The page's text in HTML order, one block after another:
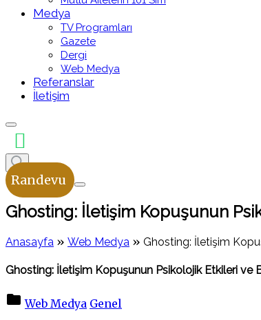
Medya
TV Programları
Gazete
Dergi
Web Medya
Referanslar
İletişim
Randevu
Ghosting: İletişim Kopuşunun
Anasayfa » Web Medya » Ghosting: İletişim
Ghosting: İletişim Kopuşunun Psikolojik Etkileri ve
Web Medya Genel